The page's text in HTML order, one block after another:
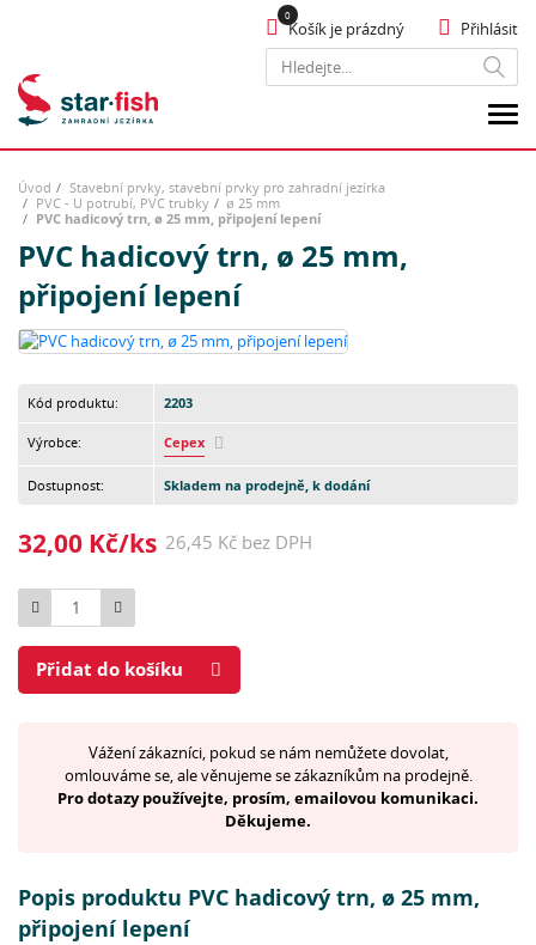
Hledat
Přihlásit
Košík je prázdný
Úvod
Stavební prvky, stavební prvky pro zahradní jezírka
PVC - U potrubí, PVC trubky
ø 25 mm
PVC hadicový trn, ø 25 mm, připojení lepení
PVC hadicový trn, ø 25 mm,
připojení lepení
Kód produktu: 2203
Výrobce: Cepex
Dostupnost: Skladem na prodejně, k dodání
32,00 Kč/ks 26,45 Kč bez DPH
Počet
Přidat do košíku
Vážení zákazníci, pokud se nám nemůžete dovolat,
omlouváme se, ale věnujeme se zákazníkům na prodejně.
Pro dotazy používejte, prosím, emailovou komunikaci.
Děkujeme.
Popis produktu PVC hadicový trn, ø 25 mm,
připojení lepení